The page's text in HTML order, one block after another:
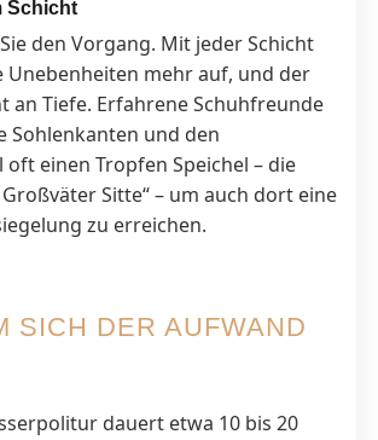
Schicht
den Vorgang. Mit jeder Schicht
Unebenheiten mehr auf, und der
an Tiefe. Erfahrene Schuhfreunde
Sohlenkanten und den
einen Tropfen Speichel – die
Sitte“ – um auch dort eine
zu erreichen.
SICH DER AUFWAND
dauert etwa 10 bis 20